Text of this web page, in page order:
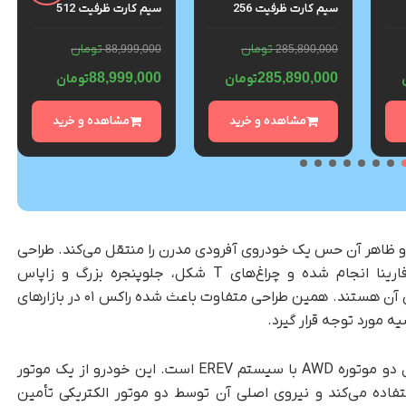
سیم کارت ظرفیت 256
– پک ویتنام
285,890,000 تومان
285,890,000تومان
مشاهده و خرید
سیم کارت ظرفیت 512
– گلوبال
88,999,000 تومان
88,999,000تومان
مشاهده و خرید
شده و ظاهر آن حس یک خودروی آفرودی مدرن را منتقل می‌کند. طراحی
این خودرو توسط شرکت مشهور ایتالیایی پینین‌فارینا انجام شده و چراغ‌های T شکل، جلوپنجره بزرگ و زاپاس
نصب‌شده روی درِ عقب، مهم‌ترین ویژگی‌های ظاهری آن هستند. همین طراحی متفاوت باعث شده راکس ۰۱ در بازارهای
توجه قرار گیرد.
نسخه‌ای که برای بازار ایران در نظر گرفته شده، مدل دو موتوره AWD با سیستم EREV است. این خودرو از یک موتور
استفاده می‌کند و نیروی اصلی آن توسط دو موتور الکتریکی تأمین